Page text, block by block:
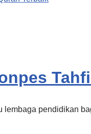
lembaga pendidikan